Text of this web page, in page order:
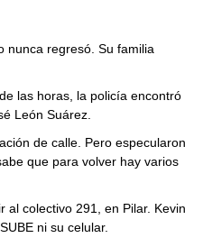
nunca regresó. Su familia
las horas, la policía encontró
León Suárez.
de calle. Pero especularon
que para volver hay varios
colectivo 291, en Pilar. Kevin
ni su celular.